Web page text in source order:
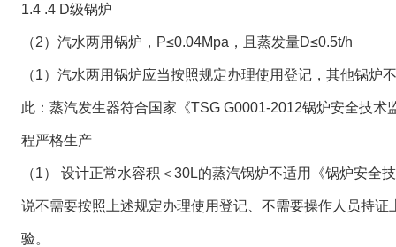
1.4 .4 D级锅炉
（2）汽水两用锅炉，P≤0.04Mpa，且蒸发量D≤0.5t/h
（1）汽水两用锅炉应当按照规定办理使用登记，其他锅炉
此：蒸汽发生器符合国家《TSG G0001-2012锅炉安全技术
程严格生产
（1） 设计正常水容积＜30L的蒸汽锅炉不适用《锅炉安全
说不需要按照上述规定办理使用登记、不需要操作人员持证
验。